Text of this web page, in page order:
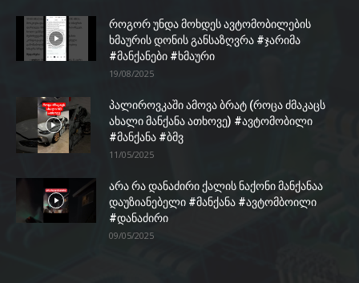
როგორ უნდა მოხდეს ავტომობილების
ხმაურის დონის განსაზღვრა #ჯარიმა
#მანქანები #ხმაური
19/08/2025
პალიროვკაში ამოვა ბრატ (როცა ძმაკაცს
ახალი მანქანა ათხოვე) #ავტომობილი
#მანქანა #ბმვ
11/05/2025
არა რა დანაძირი ქალის ნაქონი მანქანაა
დაუზიანებელი #მანქანა #ავტომბოილი
#დანაძირი
09/05/2025